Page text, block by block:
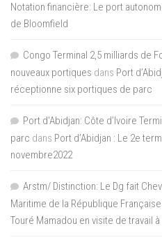
Notation financière: Le port
de Bloomfield
Congo Terminal 2,5 milliards de
nouveaux portiques dans Port
réceptionne six portiques de parc
Port d'Abidjan: Côte d’Ivoire
parc dans Port d’Abidjan : Le 2e
novembre2022
Arstm/ Distinction: Le Dg fait
Maritime de la République Française
Touré Mamadou en visite de travail à